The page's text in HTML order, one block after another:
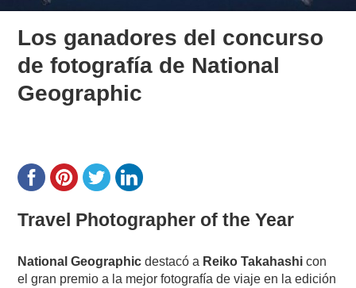
Los ganadores del concurso
de fotografía de National
Geographic
Travel Photographer of the Year
National Geographic destacó a Reiko Takahashi con
el gran premio a la mejor fotografía de viaje en la edición